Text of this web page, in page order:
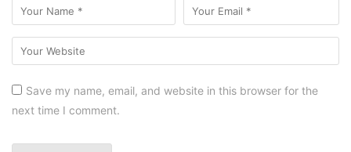
Save my name, email, and website in this browser for the
next time I comment.